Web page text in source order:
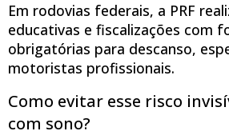
Em rodovias federais, a PRF
educativas e fiscalizações com
obrigatórias para descanso,
motoristas profissionais.
Como evitar esse risco
com sono?